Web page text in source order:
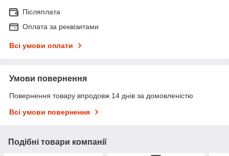
Післяплата
Оплата за реквізитами
Всі умови оплати
Умови повернення
Повернення товару впродовж 14 днів за домовленістю
Всі умови повернення
Подібні товари компанії